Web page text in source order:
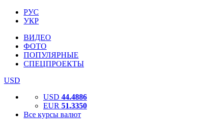
РУС
УКР
ВИДЕО
ФОТО
ПОПУЛЯРНЫЕ
СПЕЦПРОЕКТЫ
USD
USD 44.4886
EUR 51.3350
Все курсы валют